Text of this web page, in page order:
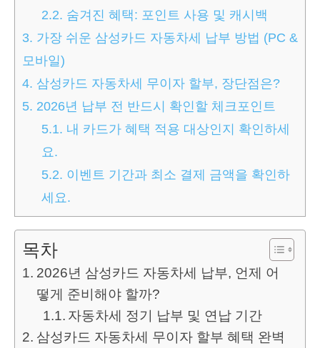
2.2. 숨겨진 혜택: 포인트 사용 및 캐시백
3. 가장 쉬운 삼성카드 자동차세 납부 방법 (PC &
모바일)
4. 삼성카드 자동차세 무이자 할부, 장단점은?
5. 2026년 납부 전 반드시 확인할 체크포인트
5.1. 내 카드가 혜택 적용 대상인지 확인하세
요.
5.2. 이벤트 기간과 최소 결제 금액을 확인하
세요.
목차
2026년 삼성카드 자동차세 납부, 언제 어
떻게 준비해야 할까?
자동차세 정기 납부 및 연납 기간
삼성카드 자동차세 무이자 할부 혜택 완벽